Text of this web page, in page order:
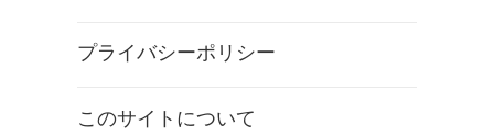
プライバシーポリシー
このサイトについて